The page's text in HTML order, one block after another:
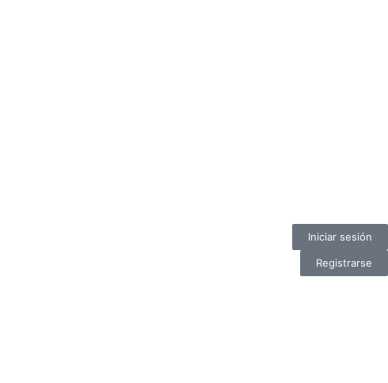
Iniciar sesión
Registrarse